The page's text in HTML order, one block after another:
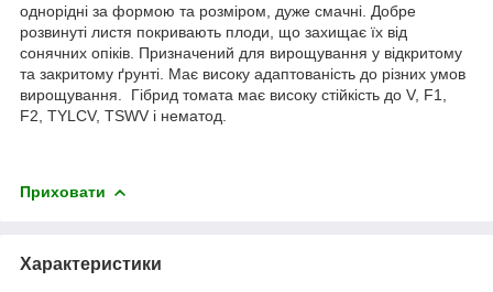
однорідні за формою та розміром, дуже смачні. Добре
розвинуті листя покривають плоди, що захищає їх від
сонячних опіків. Призначений для вирощування у відкритому
та закритому ґрунті. Має високу адаптованість до різних умов
вирощування. Гібрид томата має високу стійкість до V, F1,
F2, TYLCV, TSWV і нематод.
Приховати
Характеристики